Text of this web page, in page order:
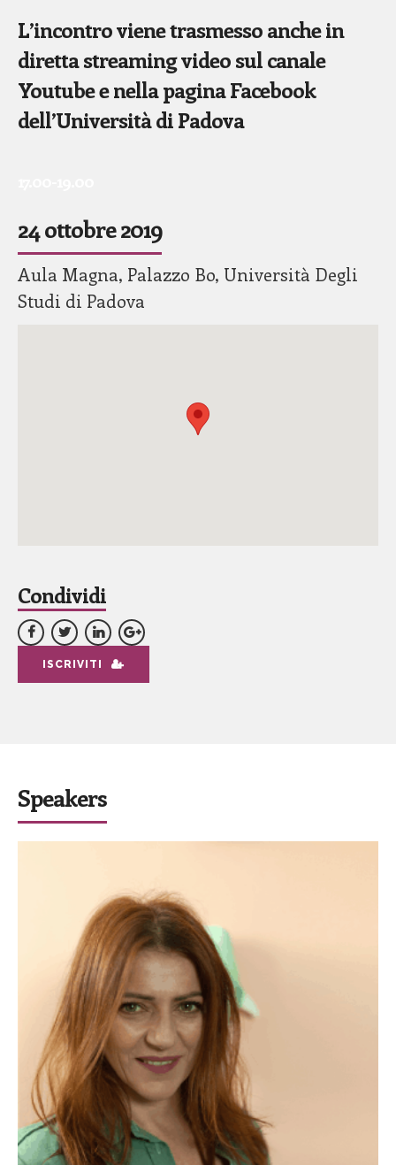
L’incontro viene trasmesso anche in
diretta streaming video sul canale
Youtube e nella pagina Facebook
dell’Università di Padova
24 ottobre 2019
Aula Magna, Palazzo Bo, Università Degli
Studi di Padova
Condividi
ISCRIVITI
Speakers